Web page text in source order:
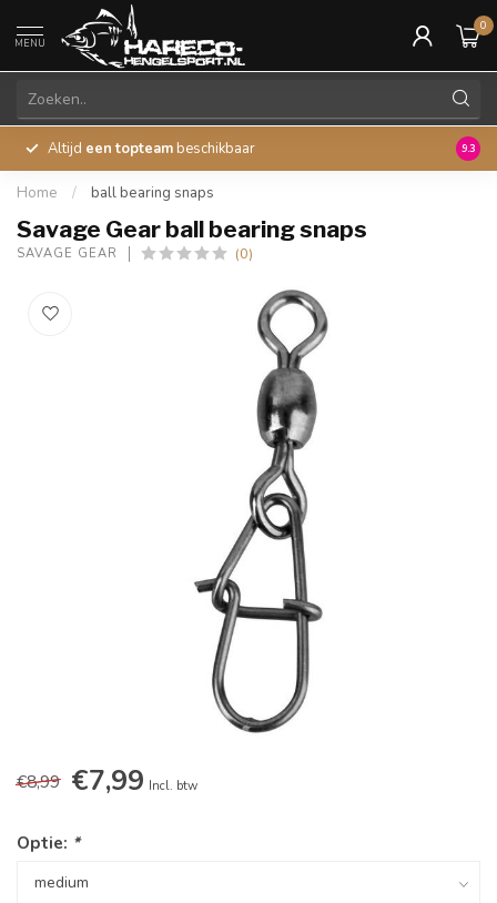
MENU
0
Altijd een topteam beschikbaar 45
9.3
Home / ball bearing snaps
Savage Gear ball bearing snaps
SAVAGE GEAR (0)
€8,99 €7,99 Incl. btw
Optie: *